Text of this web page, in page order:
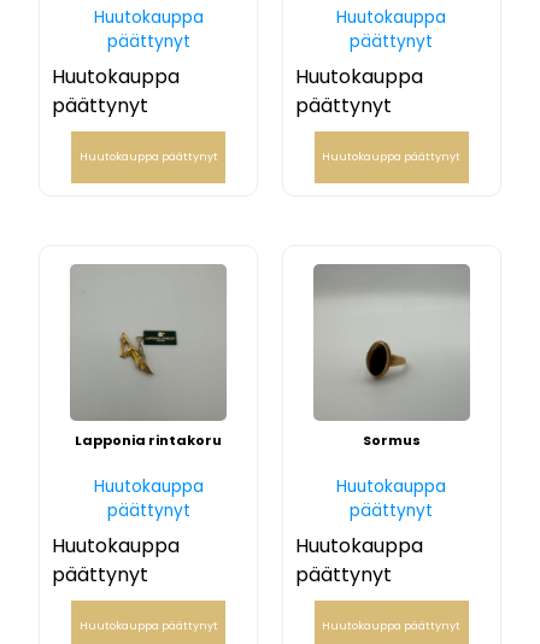
Huutokauppa
päättynyt
Huutokauppa
päättynyt
Huutokauppa päättynyt
Huutokauppa
päättynyt
Huutokauppa
päättynyt
Huutokauppa päättynyt
Lapponia rintakoru
Huutokauppa
päättynyt
Huutokauppa
päättynyt
Huutokauppa päättynyt
Sormus
Huutokauppa
päättynyt
Huutokauppa
päättynyt
Huutokauppa päättynyt